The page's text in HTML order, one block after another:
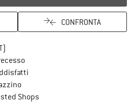
CONFRONTA
Vai alla politica di recesso qui
Shops